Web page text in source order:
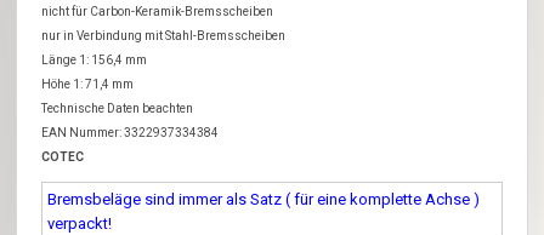
nicht für Carbon-Keramik-Bremsscheiben
nur in Verbindung mit Stahl-Bremsscheiben
Länge 1: 156,4 mm
Höhe 1: 71,4 mm
Technische Daten beachten
EAN Nummer: 3322937334384
COTEC
Bremsbeläge sind immer als Satz ( für eine komplette Achse )
verpackt!